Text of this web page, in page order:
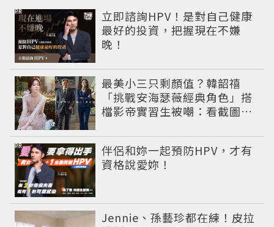
立即諮詢HPV！是對自己健康
最好的投資，把握現在不嫌
晚！
PR
最美小三只剩顏值？韓韶禧
「挑戰安海瑟薇經典角色」搭
檔影帝實習生被嘲：看截圖就
伴侶和妳一起預防HPV，才有
資格說愛妳！
PR
Jennie、孫藝珍都在練！皮拉